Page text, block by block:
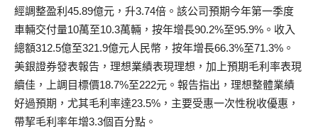
經調整盈利45.89億元，升3.74倍。該公司預期今年第一季度
車輛交付量10萬至10.3萬輛，按年增長90.2%至95.9%。收入
總額312.5億至321.9億元人民幣，按年增長66.3%至71.3%。
美銀證券發表報告，理想業績表現理想，加上預期毛利率表現
續佳，上調目標價18.7%至222元。報告指出，理想整體業績
好過預期，尤其毛利率達23.5%，主要受惠一次性稅收優惠，
帶挈毛利率年增3.3個百分點。